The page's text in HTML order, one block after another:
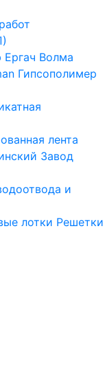
Ергач Волма
Гипсополимер
лента
Завод
и
лотки Решетки